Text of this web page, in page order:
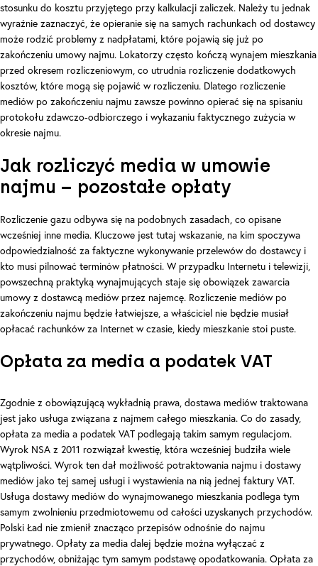
stosunku do kosztu przyjętego przy kalkulacji zaliczek. Należy tu jednak
wyraźnie zaznaczyć, że opieranie się na samych rachunkach od dostawcy
może rodzić problemy z nadpłatami, które pojawią się już po
zakończeniu umowy najmu. Lokatorzy często kończą wynajem mieszkania
przed okresem rozliczeniowym, co utrudnia rozliczenie dodatkowych
kosztów, które mogą się pojawić w rozliczeniu. Dlatego rozliczenie
mediów po zakończeniu najmu zawsze powinno opierać się na spisaniu
protokołu zdawczo-odbiorczego i wykazaniu faktycznego zużycia w
okresie najmu.
Jak rozliczyć media w umowie
najmu – pozostałe opłaty
Rozliczenie gazu odbywa się na podobnych zasadach, co opisane
wcześniej inne media. Kluczowe jest tutaj wskazanie, na kim spoczywa
odpowiedzialność za faktyczne wykonywanie przelewów do dostawcy i
kto musi pilnować terminów płatności. W przypadku Internetu i telewizji,
powszechną praktyką wynajmujących staje się obowiązek zawarcia
umowy z dostawcą mediów przez najemcę. Rozliczenie mediów po
zakończeniu najmu będzie łatwiejsze, a właściciel nie będzie musiał
opłacać rachunków za Internet w czasie, kiedy mieszkanie stoi puste.
Opłata za media a podatek VAT
Zgodnie z obowiązującą wykładnią prawa, dostawa mediów traktowana
jest jako usługa związana z najmem całego mieszkania. Co do zasady,
opłata za media a podatek VAT podlegają takim samym regulacjom.
Wyrok NSA z 2011 rozwiązał kwestię, która wcześniej budziła wiele
wątpliwości. Wyrok ten dał możliwość potraktowania najmu i dostawy
mediów jako tej samej usługi i wystawienia na nią jednej faktury VAT.
Usługa dostawy mediów do wynajmowanego mieszkania podlega tym
samym zwolnieniu przedmiotowemu od całości uzyskanych przychodów.
Polski Ład nie zmienił znacząco przepisów odnośnie do najmu
prywatnego. Opłaty za media dalej będzie można wyłączać z
przychodów, obniżając tym samym podstawę opodatkowania. Opłata za